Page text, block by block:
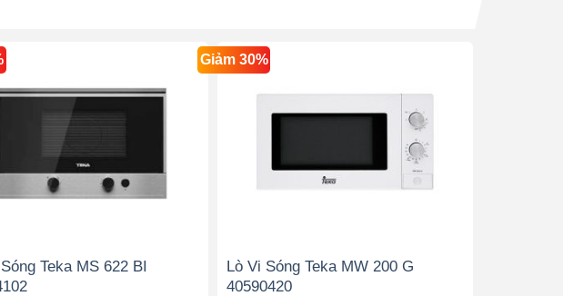
Teka MS 622 BI
Giảm 30%
Lò Vi Sóng Teka MW 200 G
40590420